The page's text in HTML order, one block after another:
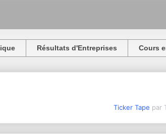
Résultats d'Entreprises Cours
Ticker Tape par